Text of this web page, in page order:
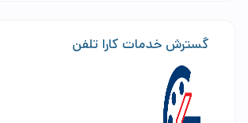
گسترش خدمات کارا تلفن